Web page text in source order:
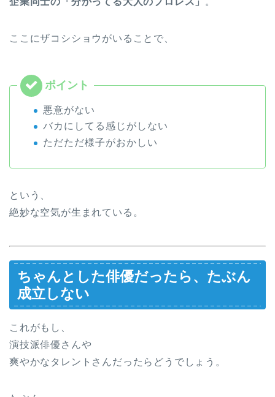
ここにザコシショウがいることで、
悪意がない
バカにしてる感じがしない
ただただ様子がおかしい
という、
絶妙な空気が生まれている。
ちゃんとした俳優だったら、たぶん
成立しない
これがもし、
演技派俳優さんや
爽やかなタレントさんだったらどうでしょう。